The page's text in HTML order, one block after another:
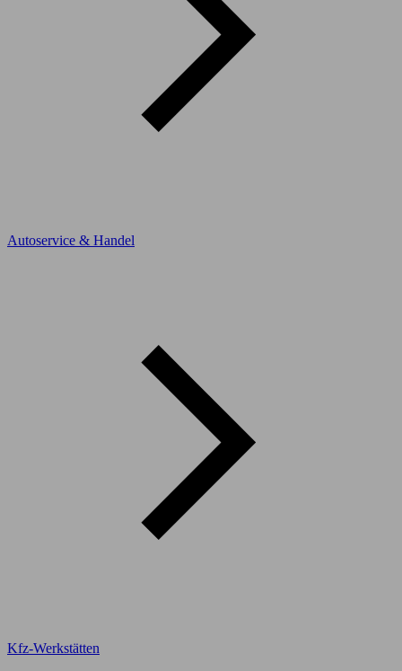
Autoservice & Handel
Kfz-Werkstätten